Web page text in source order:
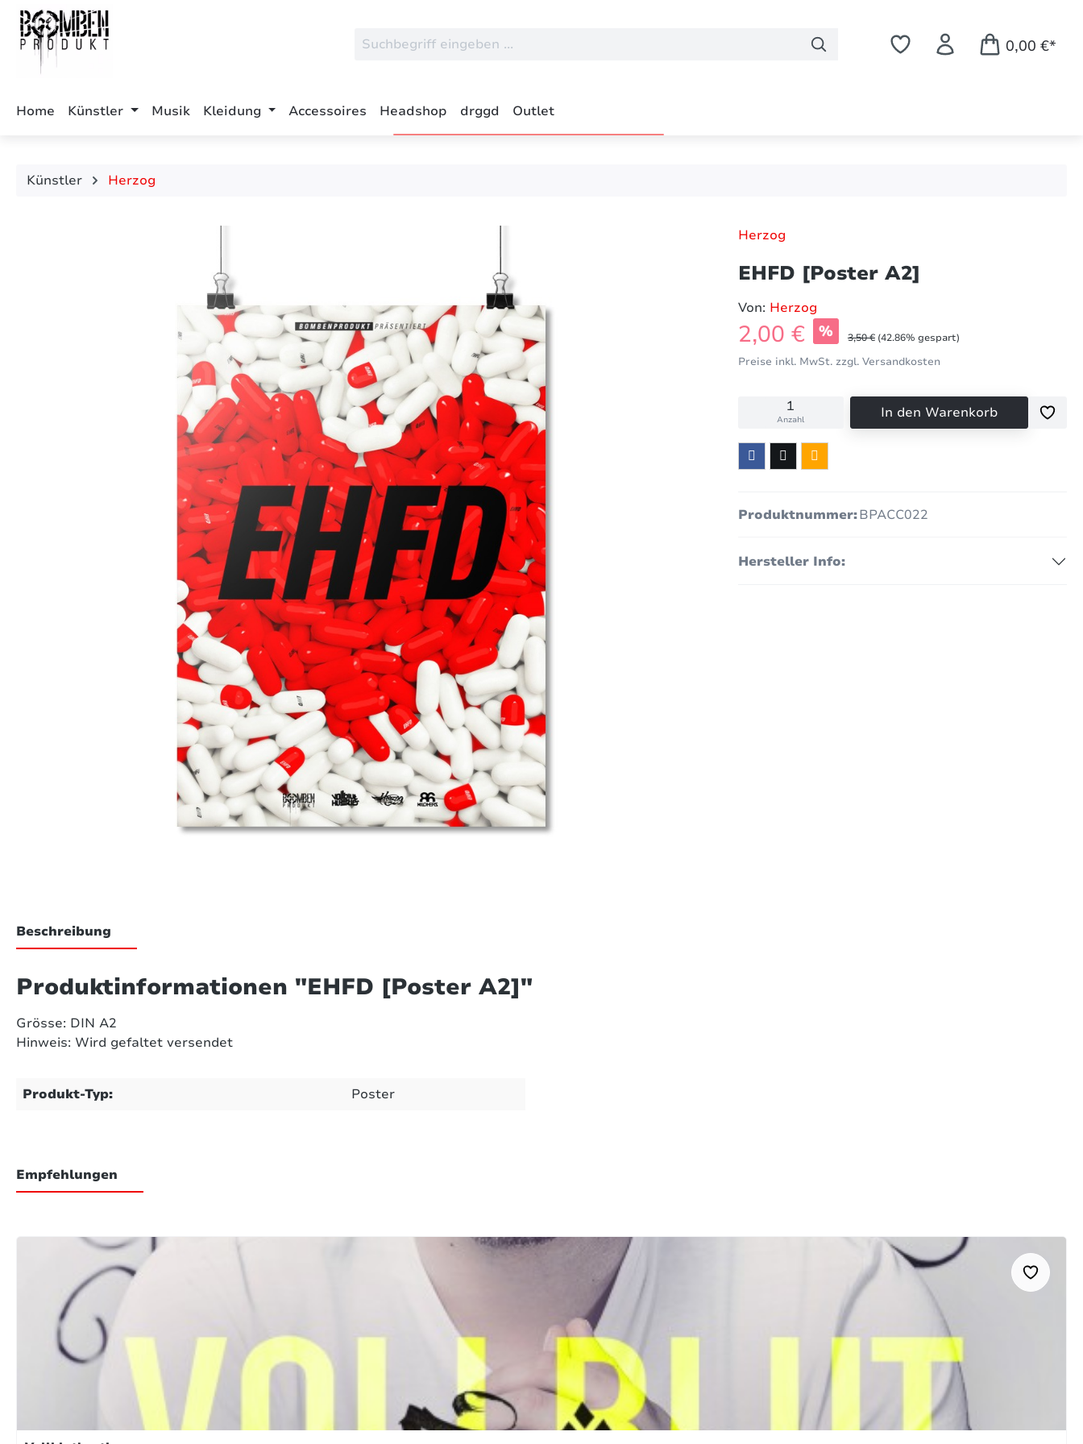
Hauptinhalt springen
Zur Suche springen
Zur Hauptnavigation springen
0,00 €*
Home Künstler Musik Kleidung Accessoires Headshop drggd Outlet
Künstler Herzog
Herzog
EHFD [Poster A2]
Von: Herzog
Verkaufspreis:
2,00 € % Regulärer Preis:
3,50 € (42.86% gespart)
Preise inkl. MwSt. zzgl. Versandkosten
Anzahl In den Warenkorb
Produktnummer:BPACC022
Hersteller Info:
Beschreibung
Produktinformationen "EHFD [Poster A2]"
Grösse: DIN A2
Hinweis: Wird gefaltet versendet
Produkt-Typ: Poster
Empfehlungen